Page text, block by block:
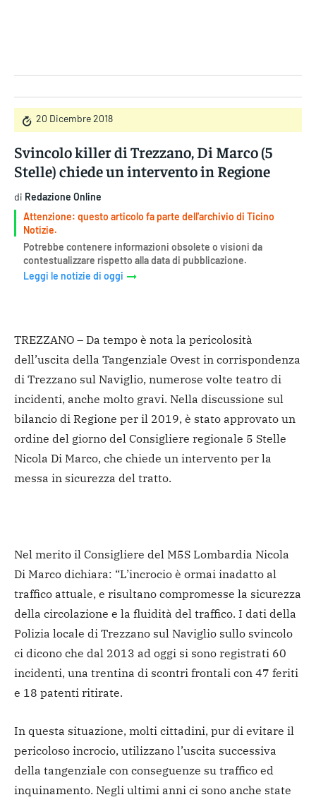
20 Dicembre 2018
Svincolo killer di Trezzano, Di Marco (5
Stelle) chiede un intervento in Regione
di Redazione Online
Attenzione: questo articolo fa parte dell'archivio di Ticino
Notizie.
Potrebbe contenere informazioni obsolete o visioni da
contestualizzare rispetto alla data di pubblicazione.
Leggi le notizie di oggi
TREZZANO – Da tempo è nota la pericolosità
dell’uscita della Tangenziale Ovest in corrispondenza
di Trezzano sul Naviglio, numerose volte teatro di
incidenti, anche molto gravi. Nella discussione sul
bilancio di Regione per il 2019, è stato approvato un
ordine del giorno del Consigliere regionale 5 Stelle
Nicola Di Marco, che chiede un intervento per la
messa in sicurezza del tratto.
Nel merito il Consigliere del M5S Lombardia Nicola
Di Marco dichiara: “L’incrocio è ormai inadatto al
traffico attuale, e risultano compromesse la sicurezza
della circolazione e la fluidità del traffico. I dati della
Polizia locale di Trezzano sul Naviglio sullo svincolo
ci dicono che dal 2013 ad oggi si sono registrati 60
incidenti, una trentina di scontri frontali con 47 feriti
e 18 patenti ritirate.
In questa situazione, molti cittadini, pur di evitare il
pericoloso incrocio, utilizzano l’uscita successiva
della tangenziale con conseguenze su traffico ed
inquinamento. Negli ultimi anni ci sono anche state